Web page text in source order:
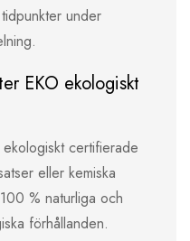
under
EKO ekologiskt
certifierade
eller kemiska
% naturliga och
förhållanden.